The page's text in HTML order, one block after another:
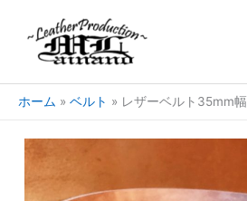
キ
ホーム ベルト レザーベルト35mm幅